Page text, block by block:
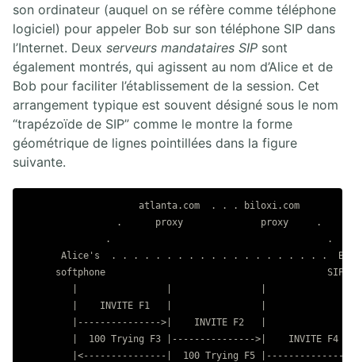
4. ASTERISK PBX
1. Solution FreePBX
2. Asterisk Core PABX
3. Asterisk Base
4. Asterisk Intermédiaire
5. Asterisk Avancé
son ordinateur (auquel on se réfère comme téléphone
logiciel) pour appeler Bob sur son téléphone SIP dans
l’Internet. Deux serveurs mandataires SIP sont
également montrés, qui agissent au nom d’Alice et de
Bob pour faciliter l’établissement de la session. Cet
arrangement typique est souvent désigné sous le nom
“trapézoïde de SIP” comme le montre la forme
géométrique de lignes pointillées dans la figure
suivante.
                     atlanta.com  . . . biloxi.com
                 .      proxy              proxy     .
               .                                       .
Alice's  . . . . . . . . . . . . . . . . . . . .
softphone                                        SIP
|    INVITE F1   |                |
|--------------->|    INVITE F2   |
|  100 Trying F3 |--------------->|    INVITE F4
|<---------------|  100 Trying F5 |---------------